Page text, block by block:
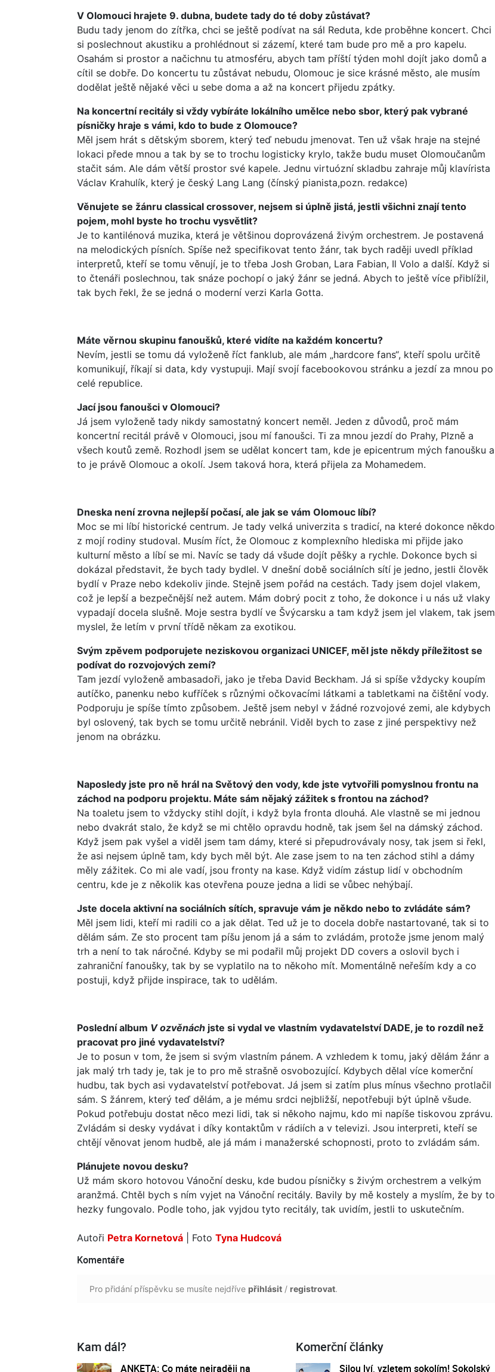
V Olomouci hrajete 9. dubna, budete tady do té doby zůstávat?
Budu tady jenom do zítřka, chci se ještě podívat na sál Reduta, kde proběhne koncert. Chci
si poslechnout akustiku a prohlédnout si zázemí, které tam bude pro mě a pro kapelu.
Osahám si prostor a načichnu tu atmosféru, abych tam příští týden mohl dojít jako domů a
cítil se dobře. Do koncertu tu zůstávat nebudu, Olomouc je sice krásné město, ale musím
dodělat ještě nějaké věci u sebe doma a až na koncert přijedu zpátky.
Na koncertní recitály si vždy vybíráte lokálního umělce nebo sbor, který pak vybrané
písničky hraje s vámi, kdo to bude z Olomouce?
Měl jsem hrát s dětským sborem, který teď nebudu jmenovat. Ten už však hraje na stejné
lokaci přede mnou a tak by se to trochu logisticky krylo, takže budu muset Olomoučanům
stačit sám. Ale dám větší prostor své kapele. Jednu virtuózní skladbu zahraje můj klavírista
Václav Krahulík, který je český Lang Lang (čínský pianista,pozn. redakce)
Věnujete se žánru classical crossover, nejsem si úplně jistá, jestli všichni znají tento
pojem, mohl byste ho trochu vysvětlit?
Je to kantilénová muzika, která je většinou doprovázená živým orchestrem. Je postavená
na melodických písních. Spíše než specifikovat tento žánr, tak bych raději uvedl příklad
interpretů, kteří se tomu věnují, je to třeba Josh Groban, Lara Fabian, Il Volo a další. Když si
to čtenáři poslechnou, tak snáze pochopí o jaký žánr se jedná. Abych to ještě více přiblížil,
tak bych řekl, že se jedná o moderní verzi Karla Gotta.
Máte věrnou skupinu fanoušků, které vidíte na každém koncertu?
Nevím, jestli se tomu dá vyloženě říct fanklub, ale mám „hardcore fans“, kteří spolu určitě
komunikují, říkají si data, kdy vystupuji. Mají svojí facebookovou stránku a jezdí za mnou po
celé republice.
Jací jsou fanoušci v Olomouci?
Já jsem vyloženě tady nikdy samostatný koncert neměl. Jeden z důvodů, proč mám
koncertní recitál právě v Olomouci, jsou mí fanoušci. Ti za mnou jezdí do Prahy, Plzně a
všech koutů země. Rozhodl jsem se udělat koncert tam, kde je epicentrum mých fanoušku a
to je právě Olomouc a okolí. Jsem taková hora, která přijela za Mohamedem.
Dneska není zrovna nejlepší počasí, ale jak se vám Olomouc líbí?
Moc se mi líbí historické centrum. Je tady velká univerzita s tradicí, na které dokonce někdo
z mojí rodiny studoval. Musím říct, že Olomouc z komplexního hlediska mi přijde jako
kulturní město a líbí se mi. Navíc se tady dá všude dojít pěšky a rychle. Dokonce bych si
dokázal představit, že bych tady bydlel. V dnešní době sociálních sítí je jedno, jestli člověk
bydlí v Praze nebo kdekoliv jinde. Stejně jsem pořád na cestách. Tady jsem dojel vlakem,
což je lepší a bezpečnější než autem. Mám dobrý pocit z toho, že dokonce i u nás už vlaky
vypadají docela slušně. Moje sestra bydlí ve Švýcarsku a tam když jsem jel vlakem, tak jsem
myslel, že letím v první třídě někam za exotikou.
Svým zpěvem podporujete neziskovou organizaci UNICEF, měl jste někdy příležitost se
podívat do rozvojových zemí?
Tam jezdí vyloženě ambasadoři, jako je třeba David Beckham. Já si spíše vždycky koupím
autíčko, panenku nebo kufříček s různými očkovacími látkami a tabletkami na čištění vody.
Podporuju je spíše tímto způsobem. Ještě jsem nebyl v žádné rozvojové zemi, ale kdybych
byl oslovený, tak bych se tomu určitě nebránil. Viděl bych to zase z jiné perspektivy než
jenom na obrázku.
Naposledy jste pro ně hrál na Světový den vody, kde jste vytvořili pomyslnou frontu na
záchod na podporu projektu. Máte sám nějaký zážitek s frontou na záchod?
Na toaletu jsem to vždycky stihl dojít, i když byla fronta dlouhá. Ale vlastně se mi jednou
nebo dvakrát stalo, že když se mi chtělo opravdu hodně, tak jsem šel na dámský záchod.
Když jsem pak vyšel a viděl jsem tam dámy, které si přepudrovávaly nosy, tak jsem si řekl,
že asi nejsem úplně tam, kdy bych měl být. Ale zase jsem to na ten záchod stihl a dámy
měly zážitek. Co mi ale vadí, jsou fronty na kase. Když vidím zástup lidí v obchodním
centru, kde je z několik kas otevřena pouze jedna a lidi se vůbec nehýbají.
Jste docela aktivní na sociálních sítích, spravuje vám je někdo nebo to zvládáte sám?
Měl jsem lidi, kteří mi radili co a jak dělat. Ted už je to docela dobře nastartované, tak si to
dělám sám. Ze sto procent tam píšu jenom já a sám to zvládám, protože jsme jenom malý
trh a není to tak náročné. Kdyby se mi podařil můj projekt DD covers a oslovil bych i
zahraniční fanoušky, tak by se vyplatilo na to někoho mít. Momentálně neřeším kdy a co
postuji, když přijde inspirace, tak to udělám.
Poslední album V ozvěnách jste si vydal ve vlastním vydavatelství DADE, je to rozdíl než
pracovat pro jiné vydavatelství?
Je to posun v tom, že jsem si svým vlastním pánem. A vzhledem k tomu, jaký dělám žánr a
jak malý trh tady je, tak je to pro mě strašně osvobozující. Kdybych dělal více komerční
hudbu, tak bych asi vydavatelství potřebovat. Já jsem si zatím plus mínus všechno protlačil
sám. S žánrem, který teď dělám, a je mému srdci nejbližší, nepotřebuji být úplně všude.
Pokud potřebuju dostat něco mezi lidi, tak si někoho najmu, kdo mi napíše tiskovou zprávu.
Zvládám si desky vydávat i díky kontaktům v rádiích a v televizi. Jsou interpreti, kteří se
chtějí věnovat jenom hudbě, ale já mám i manažerské schopnosti, proto to zvládám sám.
Plánujete novou desku?
Už mám skoro hotovou Vánoční desku, kde budou písničky s živým orchestrem a velkým
aranžmá. Chtěl bych s ním vyjet na Vánoční recitály. Bavily by mě kostely a myslím, že by to
hezky fungovalo. Podle toho, jak vyjdou tyto recitály, tak uvidím, jestli to uskutečním.
Autoři Petra Kornetová | Foto Tyna Hudcová
Komentáře
Pro přidání příspěvku se musíte nejdříve přihlásit / registrovat.
Kam dál?
ANKETA: Co máte nejraději na
Komerční články
Silou lví, vzletem sokolím! Sokolský